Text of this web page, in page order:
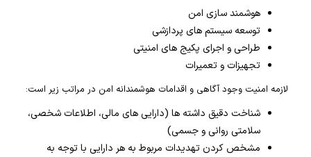
هوشمند سازی امن
توسعه سیستم های پردازشی
طراحی و اجرای پکیج های امنیتی
تجهیزات و تعمیرات
لازمه امنیت وجود آگاهی و اقدامات هوشمندانه امن در مراتب زیر است:
شناخت دقیق داشته ها (دارایی های مالی، اطلاعات شخصی،
سلامتی روانی و جسمی)
مشخص کردن تهدیدات مربوط به هر دارایی با توجه به